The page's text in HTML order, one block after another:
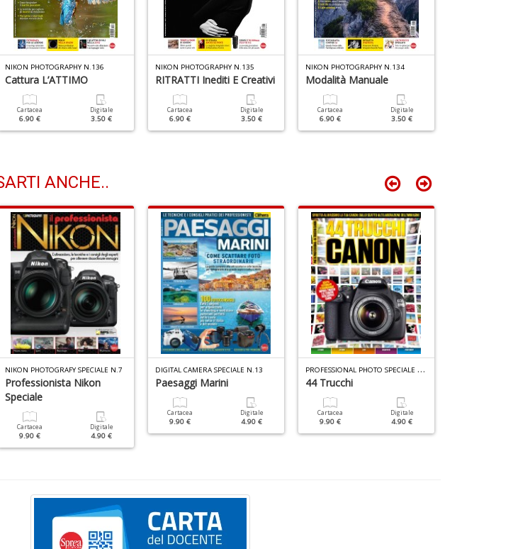
NIKON PHOTOGRAPHY N.136
Cattura L’ATTIMO
Cartacea
6.90 €
Digitale
3.50 €
NIKON PHOTOGRAPHY N.135
RITRATTI Inediti E Creativi
Cartacea
6.90 €
Digitale
3.50 €
NIKON PHOTOGRAPHY N.134
Modalità Manuale
Cartacea
6.90 €
Digitale
3.50 €
ANCHE..
NIKON PHOTOGRAFY SPECIALE N.7
Professionista Nikon
Speciale
Cartacea
9.90 €
Digitale
4.90 €
DIGITAL CAMERA SPECIALE N.13
Paesaggi Marini
Cartacea
9.90 €
Digitale
4.90 €
P
ROFESSIONAL PHOTO SPECIALE N.9
44 Trucchi
Cartacea
9.90 €
Digitale
4.90 €